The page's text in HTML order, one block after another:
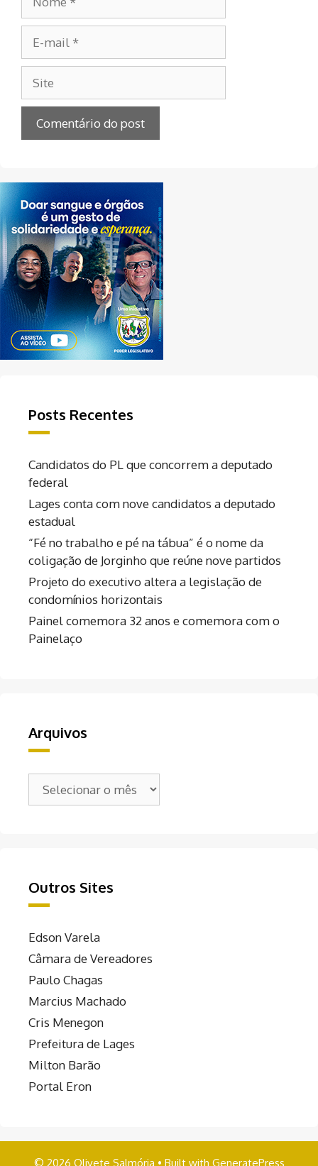
mail
Posts Recentes
Candidatos do PL que concorrem a deputado
federal
Lages conta com nove candidatos a deputado
estadual
“Fé no trabalho e pé na tábua” é o nome da
coligação de Jorginho que reúne nove partidos
Projeto do executivo altera a legislação de
condomínios horizontais
Painel comemora 32 anos e comemora com o
Painelaço
Arquivos
Arquivos
Outros Sites
Edson Varela
Câmara de Vereadores
Paulo Chagas
Marcius Machado
Cris Menegon
Prefeitura de Lages
Milton Barão
Portal Eron
© 2026 Olivete Salmória • Built with GeneratePress